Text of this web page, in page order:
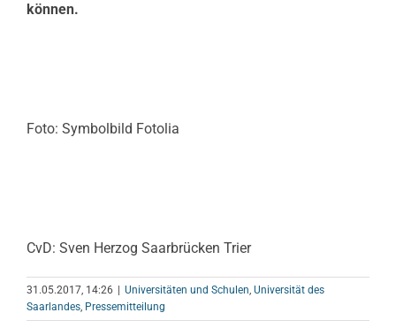
können.
Foto: Symbolbild Fotolia
CvD: Sven Herzog Saarbrücken Trier
31.05.2017, 14:26 Universitäten und Schulen, Universität des
Saarlandes, Pressemitteilung